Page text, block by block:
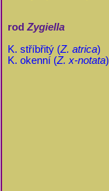
rod Zygiella
K. stříbřitý (Z. atrica)
K. okenní (Z. x-notata)